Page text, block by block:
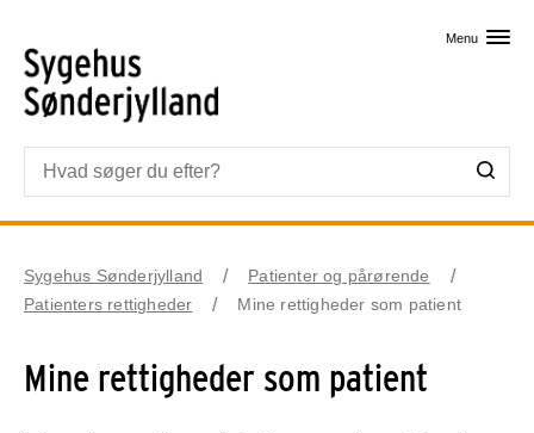
Menu
Sygehus Sønderjylland
Patienter og pårørende
Patienters rettigheder
Mine rettigheder som patient
Mine rettigheder som patient